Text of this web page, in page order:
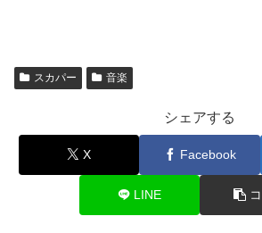
スカパー 音楽
シェアする
X Facebook
LINE